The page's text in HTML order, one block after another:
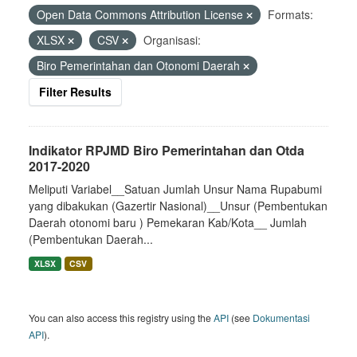
Open Data Commons Attribution License
Formats:
XLSX
CSV
Organisasi:
Biro Pemerintahan dan Otonomi Daerah
Filter Results
Indikator RPJMD Biro Pemerintahan dan Otda
2017-2020
Meliputi Variabel__Satuan Jumlah Unsur Nama Rupabumi
yang dibakukan (Gazertir Nasional)__Unsur (Pembentukan
Daerah otonomi baru ) Pemekaran Kab/Kota__ Jumlah
(Pembentukan Daerah...
XLSX CSV
You can also access this registry using theAPI (see Dokumentasi
API).